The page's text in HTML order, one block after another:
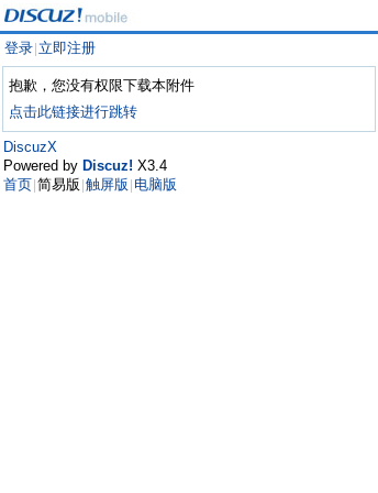
登录 立即注册
抱歉，您没有权限下载本附件
点击此链接进行跳转
DiscuzX
Powered by Discuz! X3.4
首页 简易版 触屏版 电脑版